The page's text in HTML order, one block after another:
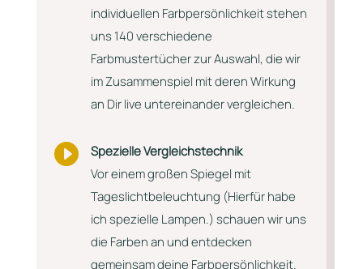
individuellen Farbpersönlichkeit stehen
uns 140 verschiedene
Farbmustertücher zur Auswahl, die wir
im Zusammenspiel mit deren Wirkung
an Dir live untereinander vergleichen.

Spezielle Vergleichstechnik
Vor einem großen Spiegel mit
Tageslichtbeleuchtung (Hierfür habe
ich spezielle Lampen.) schauen wir uns
die Farben an und entdecken
gemeinsam deine Farbpersönlichkeit.